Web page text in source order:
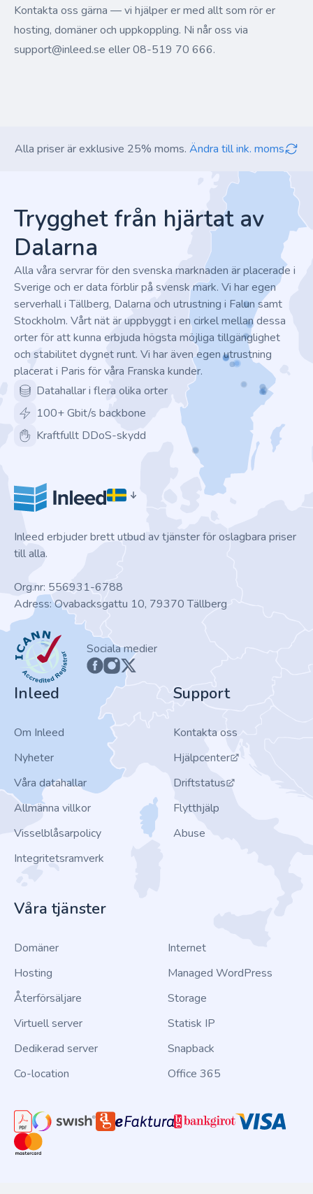
Kontakta oss gärna — vi hjälper er med allt som rör er
hosting, domäner och uppkoppling. Ni når oss via
support@inleed.se eller 08-519 70 666.
Alla priser är exklusive 25% moms. Ändra till ink. moms
Trygghet från hjärtat av
Dalarna
Alla våra servrar för den svenska marknaden är placerade i
Sverige och er data förblir på svensk mark. Vi har egen
serverhall i Tällberg, Dalarna och utrustning i Falun samt
Stockholm. Vårt nät är uppbyggt i en cirkel mellan dessa
orter för att kunna erbjuda högsta möjliga tillgänglighet
och stabilitet dygnet runt. Vi har även egen utrustning
placerat i Paris för våra Franska kunder.
Datahallar i flera olika orter
100+ Gbit/s backbone
Kraftfullt DDoS-skydd
Inleed erbjuder brett utbud av tjänster för oslagbara priser
till alla.
Org.nr: 556931-6788
Adress: Ovabacksgattu 10, 79370 Tällberg
ICANN
Sociala medier
Inleed
Om Inleed
Nyheter
Våra datahallar
Allmänna villkor
Visselblåsarpolicy
Integritetsramverk
Support
Kontakta oss
Hjälpcenter
Driftstatus
Flytthjälp
Abuse
Våra tjänster
Domäner
Hosting
Återförsäljare
Virtuell server
Dedikerad server
Co-location
Internet
Managed WordPress
Storage
Statisk IP
Snapback
Office 365